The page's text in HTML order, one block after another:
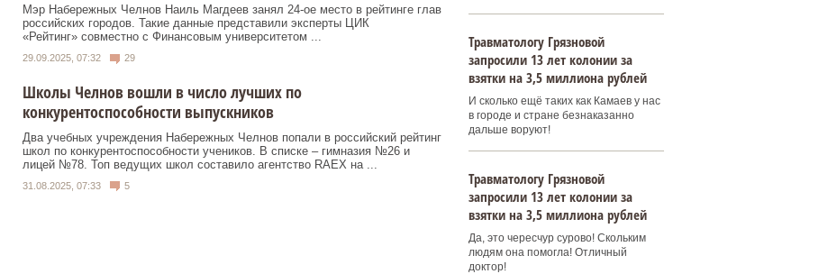
Мэр Набережных Челнов Наиль Магдеев занял 24-ое место в рейтинге глав
российских городов. Такие данные представили эксперты ЦИК
«Рейтинг» совместно с Финансовым университетом ...
29.09.2025, 07:32 29
Школы Челнов вошли в число лучших по
конкурентоспособности выпускников
Два учебных учреждения Набережных Челнов попали в российский рейтинг
школ по конкурентоспособности учеников. В списке – гимназия №26 и
лицей №78. Топ ведущих школ составило агентство RAEX на ...
31.08.2025, 07:33 5
Травматологу Грязновой
запросили 13 лет колонии за
взятки на 3,5 миллиона рублей
И сколько ещё таких как Камаев у нас
в городе и стране безнаказанно
дальше воруют!
Травматологу Грязновой
запросили 13 лет колонии за
взятки на 3,5 миллиона рублей
Да, это чересчур сурово! Скольким
людям она помогла! Отличный
доктор!